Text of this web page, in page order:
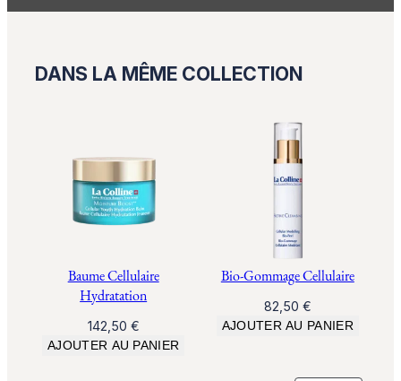
DANS LA MÊME COLLECTION
Baume Cellulaire
Hydratation
142,50 €
AJOUTER AU PANIER
Bio-Gommage Cellulaire
82,50 €
AJOUTER AU PANIER